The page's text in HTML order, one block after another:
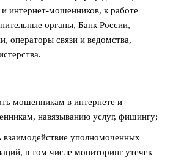
интернет-мошенников, к работе
органы, Банк России,
операторы связи и ведомства,
мошенникам в интернете и
навязыванию услуг, фишингу;
взаимодействие уполномоченных
в том числе мониторинг утечек